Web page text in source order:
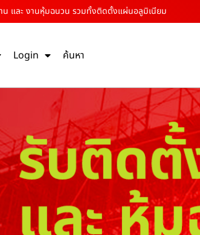
น และ งานหุ้มฉนวน รวมทั้งติดตั้งแผ่นอลูมิเนียม
Login ค้นหา